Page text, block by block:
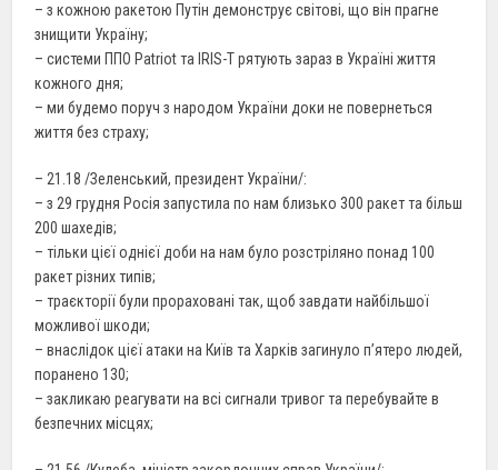
– з кожною ракетою Путін демонструє світові, що він прагне
знищити Україну;
– системи ППО Patriot та IRIS-T рятують зараз в Україні життя
кожного дня;
– ми будемо поруч з народом України доки не повернеться
життя без страху;
– 21.18 /Зеленський, президент України/:
– з 29 грудня Росія запустила по нам близько 300 ракет та більш
200 шахедів;
– тільки цієї однієї доби на нам було розстріляно понад 100
ракет різних типів;
– траєкторії були прораховані так, щоб завдати найбільшої
можливої шкоди;
– внаслідок цієї атаки на Київ та Харків загинуло п’ятеро людей,
поранено 130;
– закликаю реагувати на всі сигнали тривог та перебувайте в
безпечних місцях;